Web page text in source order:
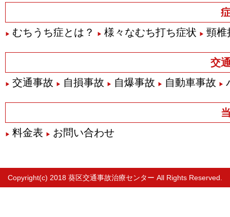
むちうち症とは？
様々なむち打ち症状 頸椎
交
交通事故
自損事故 自爆事故 自動車事故
料金表
お問い合わせ
Copyright(c) 2018 葵区交通事故治療センター All Rights Reserved.